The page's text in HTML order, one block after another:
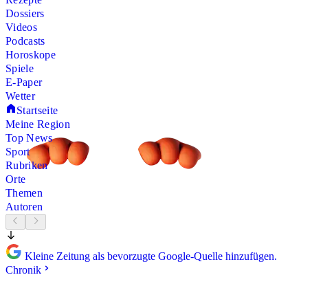
Dossiers
Videos
Podcasts
Horoskope
Spiele
E-Paper
Wetter
Startseite
Meine Region
Top News
Sport
Rubriken
Orte
Themen
Autoren
Kleine Zeitung als bevorzugte Google-Quelle hinzufügen.
Chronik